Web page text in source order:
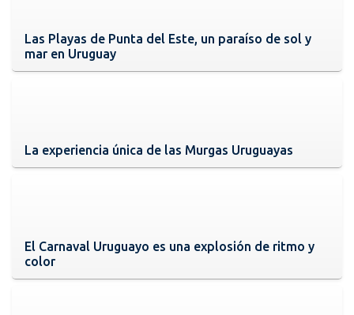
Las Playas de Punta del Este, un paraíso de sol y
mar en Uruguay
La experiencia única de las Murgas Uruguayas
El Carnaval Uruguayo es una explosión de ritmo y
color